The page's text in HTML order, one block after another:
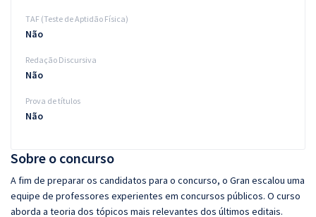
Sobre o concurso
A fim de preparar os candidatos para o concurso, o Gran escalou uma
equipe de professores experientes em concursos públicos. O curso
aborda a teoria dos tópicos mais relevantes dos últimos editais.
TAF (Teste de Aptidão Física)
Não
Redação Discursiva
Não
Prova de títulos
Não